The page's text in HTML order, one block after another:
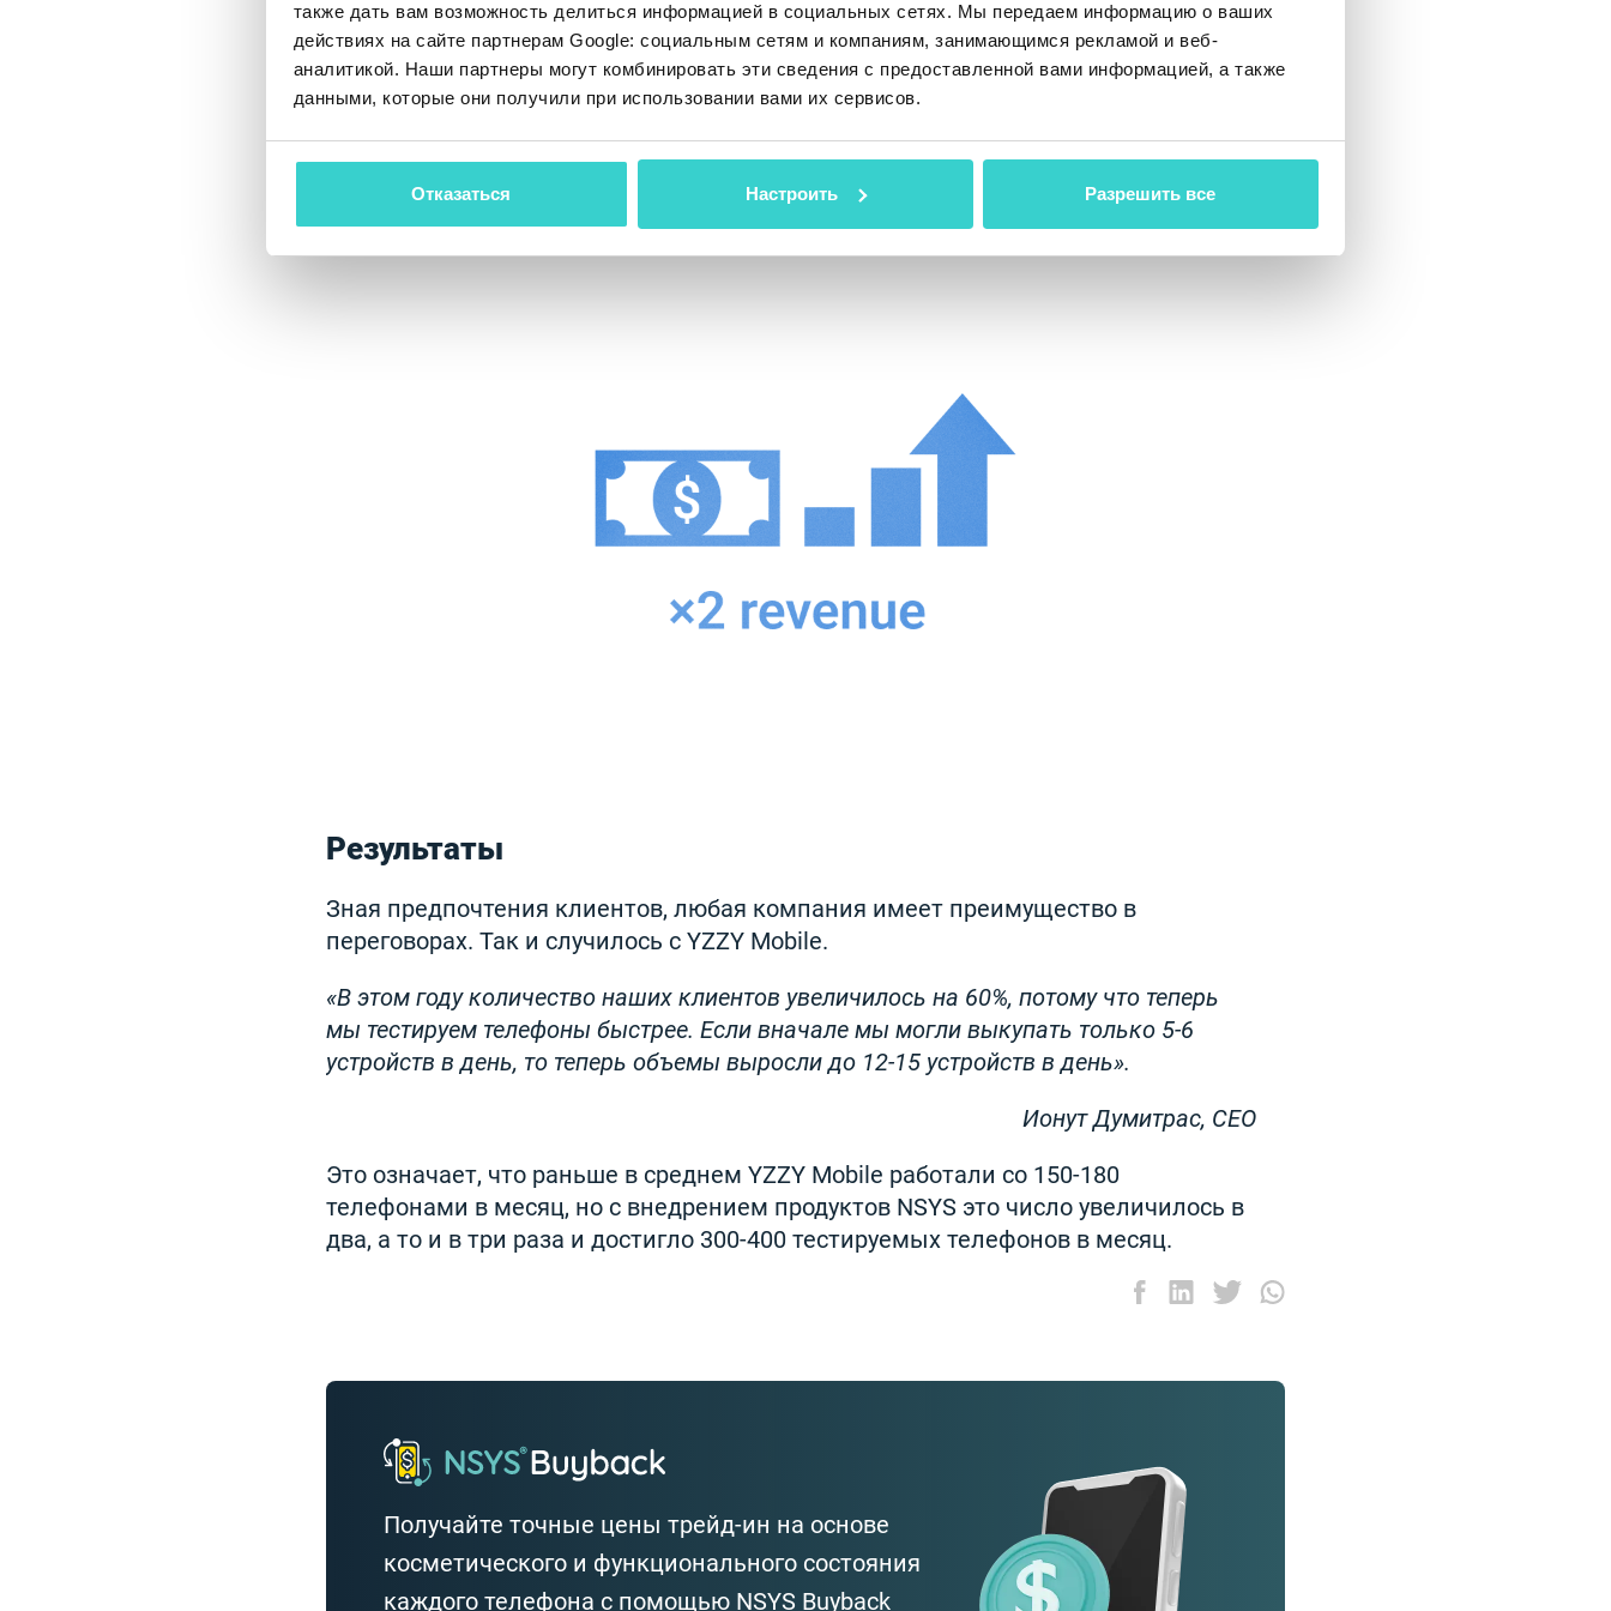
также дать вам возможность делиться информацией в социальных сетях. Мы передаем информацию о ваших
действиях на сайте партнерам Google: социальным сетям и компаниям, занимающимся рекламой и веб-
аналитикой. Наши партнеры могут комбинировать эти сведения с предоставленной вами информацией, а также
данными, которые они получили при использовании вами их сервисов.
Отказаться Настроить Разрешить все
Действительно, финальное решение о покупке или продаже устройства
принимается конечными потребителями, однако владельцы бизнесов с
помощью грамотно настроенных внутренних процессов могут сделать эти
Узнайте больше о
виджете для скупкиот NSYS.
Результаты
Зная предпочтения клиентов, любая компания имеет преимущество в
переговорах. Так и случилось с YZZY Mobile.
«В этом году количество наших клиентов увеличилось на 60%, потому что теперь
мы тестируем телефоны быстрее. Если вначале мы могли выкупать только 5-6
устройств в день, то теперь объемы выросли до 12-15 устройств в день».
Ионут Думитрас, CEO
Это означает, что раньше в среднем YZZY Mobile работали со 150-180
телефонами в месяц, но с внедрением продуктов NSYS это число увеличилось в
два, а то и в три раза и достигло 300-400 тестируемых телефонов в месяц.
Получайте точные цены трейд-ин на основе
косметического и функционального состояния
каждого телефона с помощью NSYS Buyback